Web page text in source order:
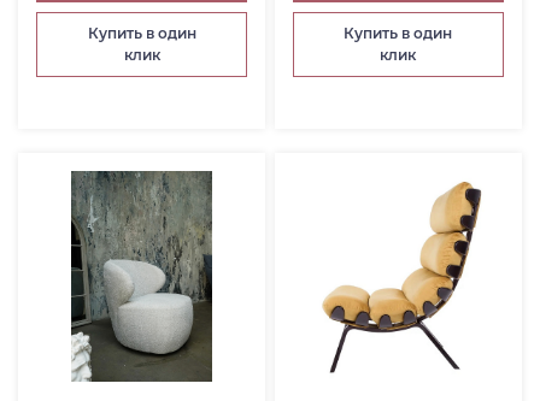
Купить в один
клик
Купить в один
клик